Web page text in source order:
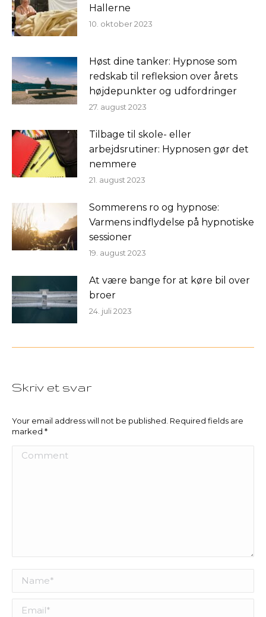
Hallerne
10. oktober 2023
Høst dine tanker: Hypnose som
redskab til refleksion over årets
højdepunkter og udfordringer
27. august 2023
Tilbage til skole- eller
arbejdsrutiner: Hypnosen gør det
nemmere
21. august 2023
Sommerens ro og hypnose:
Varmens indflydelse på hypnotiske
sessioner
19. august 2023
At være bange for at køre bil over
broer
24. juli 2023
Skriv et svar
Your email address will not be published. Required fields are
marked *
Comment
Name *
Email *